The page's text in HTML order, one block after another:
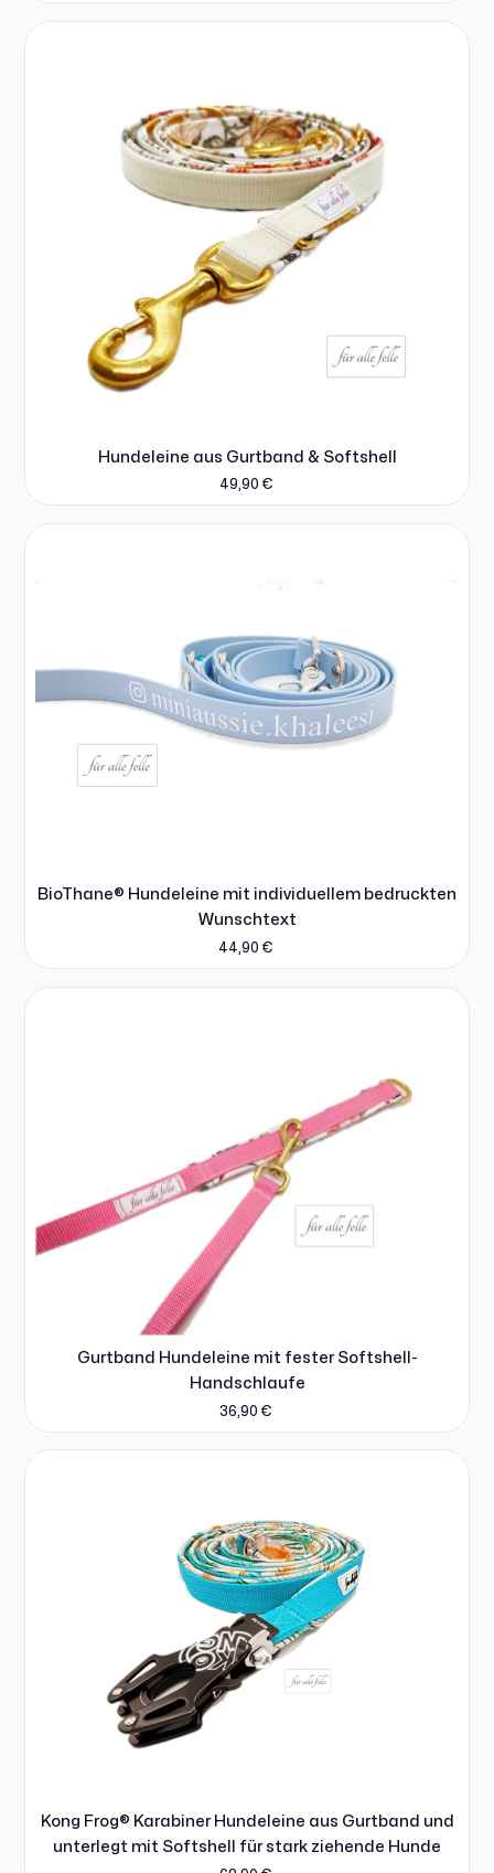
Hundeleine aus Gurtband & Softshell
49,90 €
BioThane® Hundeleine mit individuellem bedruckten
Wunschtext
44,90€
Gurtband Hundeleine mit fester Softshell-
Handschlaufe
36,90€
Kong Frog® Karabiner Hundeleine aus Gurtband und
unterlegt mit Softshell für stark ziehende Hunde